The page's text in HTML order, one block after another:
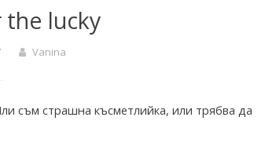
lucky
Vanina
съм страшна късметлийка, или трябва да